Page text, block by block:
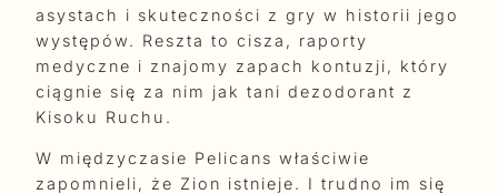
asystach i skuteczności z gry w historii jego
występów. Reszta to cisza, raporty
medyczne i znajomy zapach kontuzji, który
ciągnie się za nim jak tani dezodorant z
Kisoku Ruchu.
W międzyczasie Pelicans właściwie
zapomnieli, że Zion istnieje. I trudno im się